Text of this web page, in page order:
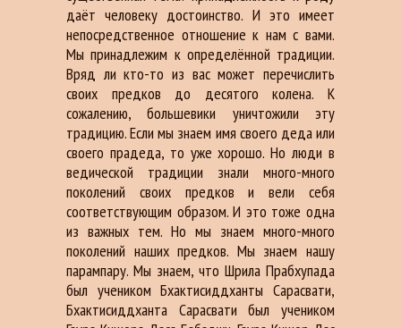
даёт человеку достоинство. И это имеет
непосредственное отношение к нам с вами.
Мы принадлежим к определённой традиции.
Вряд ли кто-то из вас может перечислить
своих предков до десятого колена. К
сожалению, большевики уничтожили эту
традицию. Если мы знаем имя своего деда или
своего прадеда, то уже хорошо. Но люди в
ведической традиции знали много-много
поколений своих предков и вели себя
соответствующим образом. И это тоже одна
из важных тем. Но мы знаем много-много
поколений наших предков. Мы знаем нашу
парампару. Мы знаем, что Шрила Прабхупада
был учеником Бхактисиддханты Сарасвати,
Бхактисиддханта Сарасвати был учеником